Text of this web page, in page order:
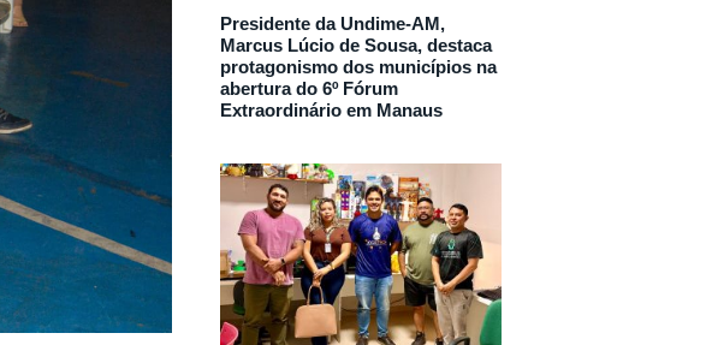
Presidente da Undime-AM,
Marcus Lúcio de Sousa, destaca
protagonismo dos municípios na
abertura do 6º Fórum
Extraordinário em Manaus